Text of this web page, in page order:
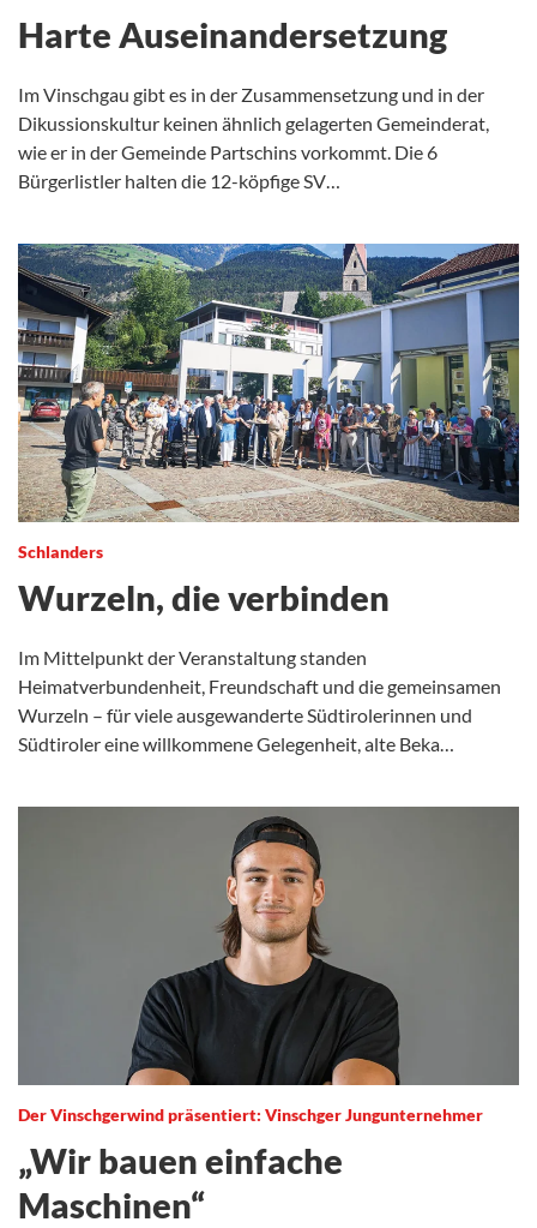
Harte Auseinandersetzung
Im Vinschgau gibt es in der Zusammensetzung und in der
Dikussionskultur keinen ähnlich gelagerten Gemeinderat,
wie er in der Gemeinde Partschins vorkommt. Die 6
Bürgerlistler halten die 12-köpfige SV…
Schlanders
Wurzeln, die verbinden
Im Mittelpunkt der Veranstaltung standen
Heimatverbundenheit, Freundschaft und die gemeinsamen
Wurzeln – für viele ausgewanderte Südtirolerinnen und
Südtiroler eine willkommene Gelegenheit, alte Beka…
Der Vinschgerwind präsentiert: Vinschger Jungunternehmer
„Wir bauen einfache
Maschinen“